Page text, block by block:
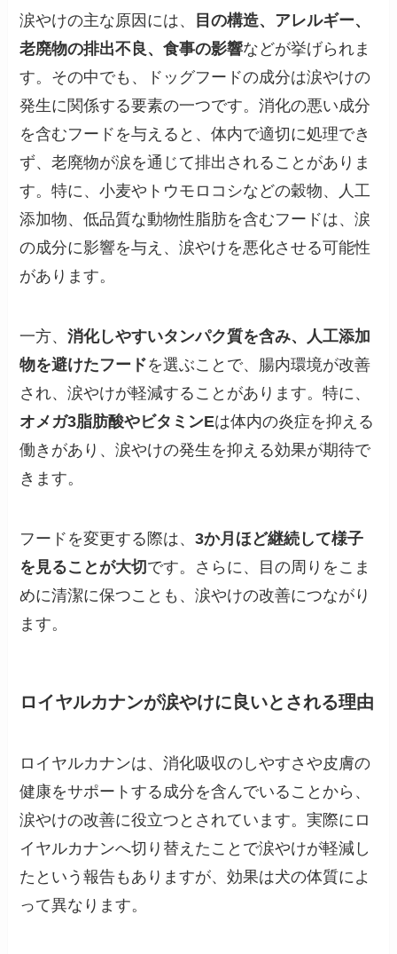
涙やけの主な原因には、
目の構造、アレルギー、
老廃物の排出不良、食事の影響などが挙げられま
す。その中でも、ドッグフードの成分は涙やけの
発生に関係する要素の一つです。消化の悪い成分
を含むフードを与えると、体内で適切に処理でき
ず、老廃物が涙を通じて排出されることがありま
す。特に、小麦やトウモロコシなどの穀物、人工
添加物、低品質な動物性脂肪を含むフードは、涙
の成分に影響を与え、涙やけを悪化させる可能性
があります。
一方、消化しやすいタンパク質を含み、人工添加
物を避けたフードを選ぶことで、腸内環境が改善
され、涙やけが軽減することがあります。特に、
オメガ3脂肪酸やビタミンEは体内の炎症を抑える
働きがあり、涙やけの発生を抑える効果が期待で
きます。
フードを変更する際は、3か月ほど継続して様子
を見ることが大切です。さらに、目の周りをこま
めに清潔に保つことも、涙やけの改善につながり
ます。
ロイヤルカナンが涙やけに良いとされる理由
ロイヤルカナンは、消化吸収のしやすさや皮膚の
健康をサポートする成分を含んでいることから、
涙やけの改善に役立つとされています。実際にロ
イヤルカナンへ切り替えたことで涙やけが軽減し
たという報告もありますが、効果は犬の体質によ
って異なります。